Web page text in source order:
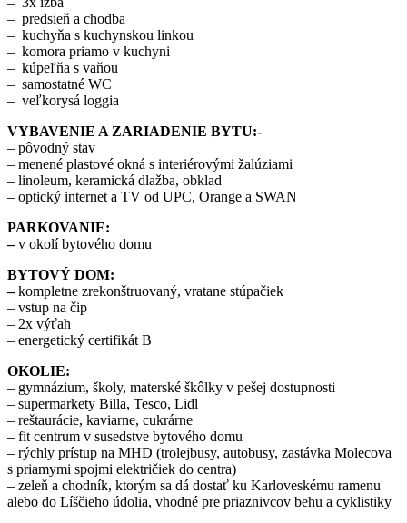
– predsieň a chodba
– kuchyňa s kuchynskou linkou
– komora priamo v kuchyni
– kúpeľňa s vaňou
– samostatné WC
– veľkorysá loggia
VYBAVENIE A ZARIADENIE BYTU:-
– pôvodný stav
– menené plastové okná s interiérovými žalúziami
– linoleum, keramická dlažba, obklad
– optický internet a TV od UPC, Orange a SWAN
PARKOVANIE:
–v okolí bytového domu
BYTOVÝ DOM:
–kompletne zrekonštruovaný, vratane stúpačiek
– vstup na čip
– 2x výťah
– energetický certifikát B
OKOLIE:
– gymnázium, školy, materské škôlky v pešej dostupnosti
– supermarkety Billa, Tesco, Lidl
– reštaurácie, kaviarne, cukrárne
– fit centrum v susedstve bytového domu
– rýchly prístup na MHD (trolejbusy, autobusy, zastávka Molecova
s priamymi spojmi električiek do centra)
– zeleň a chodník, ktorým sa dá dostať ku Karloveskému ramenu
alebo do Líščieho údolia, vhodné pre priaznivcov behu a cyklistiky